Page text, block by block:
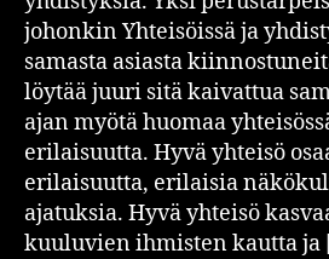
johonkin Yhteisöissä ja
samasta asiasta
löytää juuri sitä kaivattua
ajan myötä huomaa
erilaisuutta. Hyvä yhteisö
erilaisuutta, erilaisia
ajatuksia. Hyvä yhteisö
kuuluvien ihmisten kautta ja